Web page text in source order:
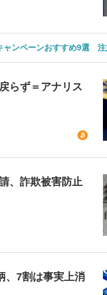
ャンペーンおすすめ9選 注
らず＝アナリス
、詐欺被害防止
、7割は事実上消